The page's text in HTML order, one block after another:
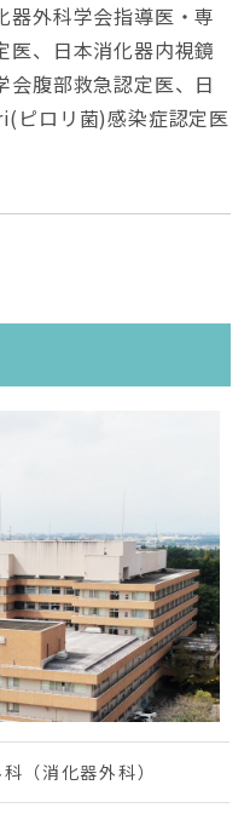
器外科学会指導医・専
医、日本消化器内視鏡
会腹部救急認定医、日
ピロリ菌)感染症認定医
（消化器外科）